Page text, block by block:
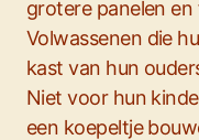
grotere panelen
Volwassenen die
kast van hun
Niet voor hun
een koepeltje